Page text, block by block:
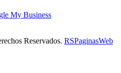
My Business
Reservados. RSPaginasWeb